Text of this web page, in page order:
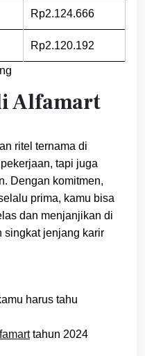
Rp2.124.666
Rp2.120.192
Alfamart
ritel ternama di
tapi juga
Dengan komitmen,
prima, kamu bisa
dan menjanjikan di
singkat jenjang karir
harus tahu
tahun 2024